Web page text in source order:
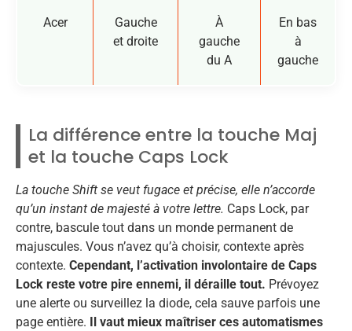
Acer
Gauche
et droite
À
gauche
du A
En bas
à
gauche
La différence entre la touche Maj
et la touche Caps Lock
La touche Shift se veut fugace et précise, elle n’accorde
qu’un instant de majesté à votre lettre. Caps Lock, par
contre, bascule tout dans un monde permanent de
majuscules. Vous n’avez qu’à choisir, contexte après
contexte. Cependant, l’activation involontaire de Caps
Lock reste votre pire ennemi, il déraille tout. Prévoyez
une alerte ou surveillez la diode, cela sauve parfois une
page entière. Il vaut mieux maîtriser ces automatismes